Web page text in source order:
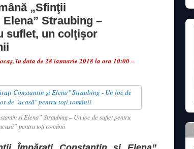
„Sfinţii
Straubing –
suflet, un colţişor
în data de 28 ianuarie 2018 la ora 10:00 –
şi Elena” Straubing – Un loc de suflet pentru
pentru toţi românii